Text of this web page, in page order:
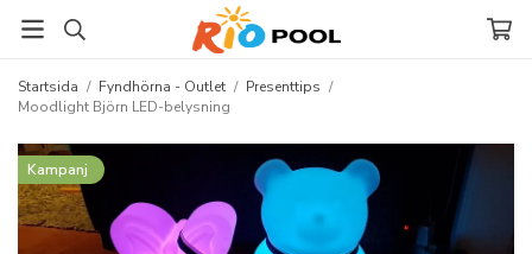
Startsida / Fyndhörna - Outlet / Presenttips /
Moodlight Björn LED-belysning
Kampanj